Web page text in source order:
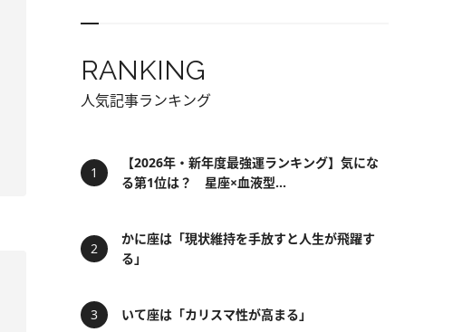
RANKING
人気記事ランキング
【2026年・新年度最強運ランキング】気にな
る第1位は？ 星座×血液型...
かに座は「現状維持を手放すと人生が飛躍す
る」
いて座は「カリスマ性が高まる」